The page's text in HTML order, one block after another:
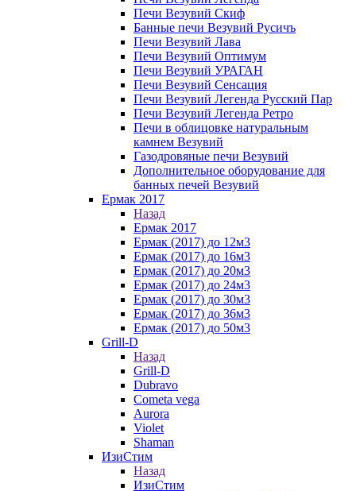
Печи Везувий Скиф
Банные печи Везувий Русичъ
Печи Везувий Лава
Печи Везувий Оптимум
Печи Везувий УРАГАН
Печи Везувий Сенсация
Печи Везувий Легенда Русский Пар
Печи Везувий Легенда Ретро
Печи в облицовке натуральным
камнем Везувий
Газодровяные печи Везувий
Дополнительное оборудование для
банных печей Везувий
Ермак 2017
Назад
Ермак 2017
Ермак (2017) до 12м3
Ермак (2017) до 16м3
Ермак (2017) до 20м3
Ермак (2017) до 24м3
Ермак (2017) до 30м3
Ермак (2017) до 36м3
Ермак (2017) до 50м3
Grill-D
Назад
Grill-D
Dubravo
Cometa vega
Aurora
Violet
Shaman
ИзиСтим
Назад
ИзиСтим